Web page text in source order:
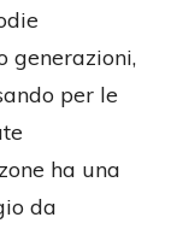
generazioni,
per le
ha una
da